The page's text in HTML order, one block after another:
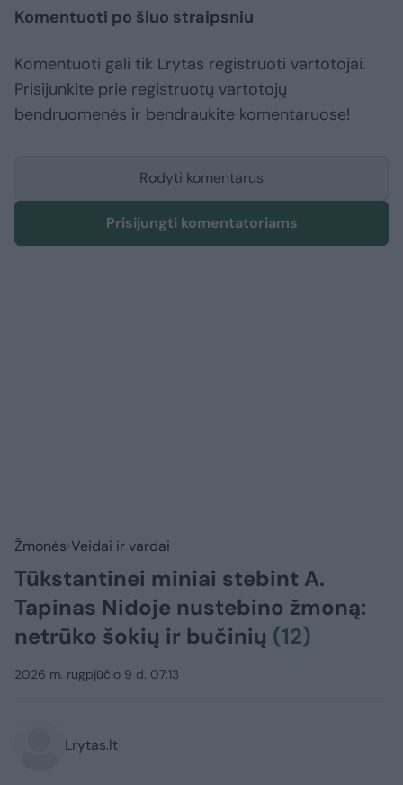
Komentuoti po šiuo straipsniu
Komentuoti gali tik Lrytas registruoti vartotojai.
Prisijunkite prie registruotų vartotojų
bendruomenės ir bendraukite komentaruose!
Rodyti komentarus
Prisijungti komentatoriams
Žmonės Veidai ir vardai
Tūkstantinei miniai stebint A.
Tapinas Nidoje nustebino žmoną:
netrūko šokių ir bučinių (12)
2026 m. rugpjūčio 9 d. 07:13
Lrytas.lt